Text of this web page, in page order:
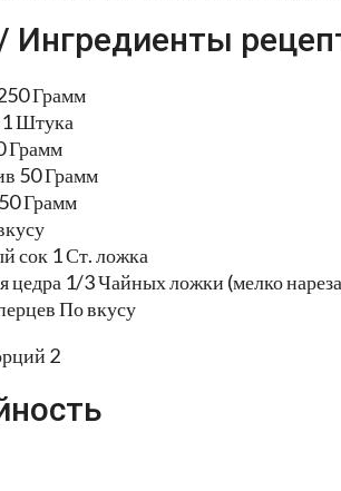
Ингредиенты
Грамм
Штука
Грамм
50 Грамм
Грамм
сок 1 Ст. ложка
цедра 1/3 Чайных ложки (мелко
По вкусу
2